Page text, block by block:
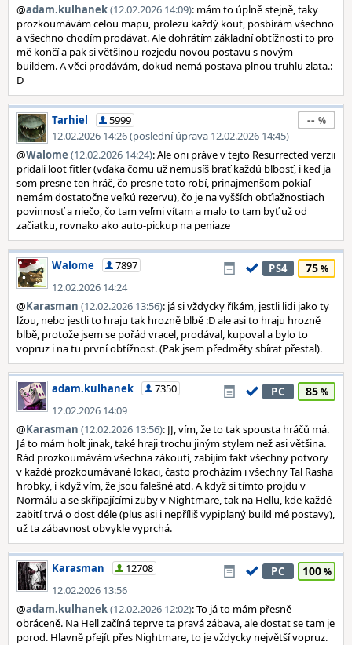
@adam.kulhanek(12.02.2026 14:09): mám to úplně stejně, taky
prozkoumávám celou mapu, prolezu každý kout, posbírám všechno
a všechno chodím prodávat. Ale dohrátím základní obtížnosti to pro
mě končí a pak si většinou rozjedu novou postavu s novým
buildem. A věci prodávám, dokud nemá postava plnou truhlu zlata.:-
D
Tarhiel
5999
12.02.2026 14:26 (poslední úprava 12.02.2026 14:45)
--
@Walome (12.02.2026 14:24): Ale oni práve v tejto Resurrected verzii
pridali loot fitler (vďaka čomu už nemusíš brať každú blbosť, i keď ja
som presne ten hráč, čo presne toto robí, prinajmenšom pokiaľ
nemám dostatočne veľkú rezervu), čo je na vyšších obťiažnostiach
povinnosť a niečo, čo tam veľmi vítam a malo to tam byť už od
začiatku, rovnako ako auto-pickup na peniaze
Walome
7897
12.02.2026 14:24
PS4 75
@Karasman (12.02.2026 13:56): já si vždycky říkám, jestli lidi jako ty
lžou, nebo jestli to hraju tak hrozně blbě :D ale asi to hraju hrozně
blbě, protože jsem se pořád vracel, prodával, kupoval a bylo to
vopruz i na tu první obtížnost. (Pak jsem předměty sbírat přestal).
adam.kulhanek
7350
12.02.2026 14:09
PC 85
@Karasman (12.02.2026 13:56): JJ, vím, že to tak spousta hráčů má.
Já to mám holt jinak, také hraji trochu jiným stylem než asi většina.
Rád prozkoumávám všechna zákoutí, zabíjím fakt všechny potvory
v každé prozkoumávané lokaci, často procházím i všechny Tal Rasha
hrobky, i když vím, že jsou falešné atd. A když si tímto projdu v
Normálu a se skřípajícími zuby v Nightmare, tak na Hellu, kde každé
zabití trvá o dost déle (plus asi i nepříliš vypiplaný build mé postavy),
už ta zábavnost obvykle vyprchá.
Karasman
12708
12.02.2026 13:56
PC 100
@adam.kulhanek(12.02.2026 12:02): To já to mám přesně
obráceně. Na Hell začíná teprve ta pravá zábava, ale dostat se tam je
porod. Hlavně přejít přes Nightmare, to je vždycky největší vopruz.